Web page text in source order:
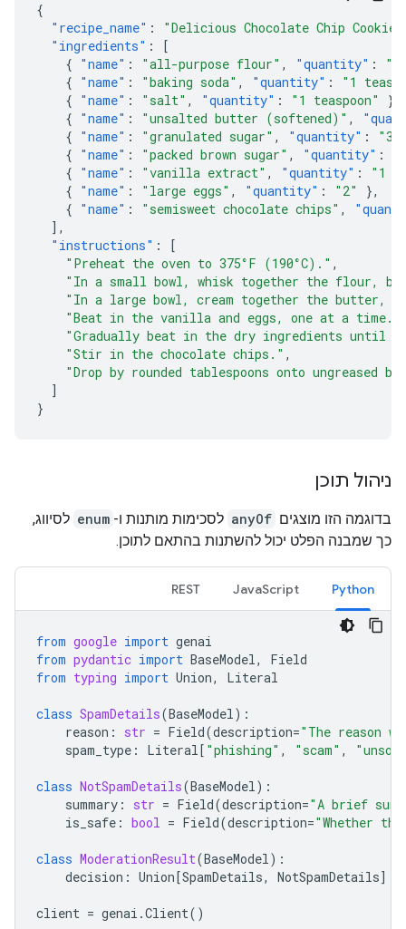
{
"recipe_name" :
"Delicious Chocolate Chip
"ingredients" :
[
{ "name" : "all-purpose flour" , "quantity" :
"2
{ "name" : "baking soda" , "quantity" :
"1
{ "name" : "salt" , "quantity" : "1 teaspoon"
},
{ "name" : "unsalted butter (softened)" ,
{ "name" : "granulated sugar" , "quantity" :
"3/
{ "name" : "packed brown sugar" , "quantity" :
{ "name" : "vanilla extract" , "quantity" :
"1
{ "name" : "large eggs" , "quantity" : "2"
},
{ "name" : "semisweet chocolate chips" ,
],
"instructions" :
[
"Preheat the oven to 375°F (190°C)." ,
"In a small bowl, whisk together the flour,
"In a large bowl, cream together the butter,
"Beat in the vanilla and eggs, one at a time."
"Gradually beat in the dry ingredients until
"Stir in the chocolate chips." ,
"Drop by rounded tablespoons onto ungreased
]
}
ניהול תוכן
בדוגמה הזו מוצגים anyOf לסכימות מותנות ו- enum לסיווג,
כך שמבנה הפלט יכול להשתנות בהתאם לתוכן.
Python
JavaScript
REST
from google import genai
from pydantic import BaseModel,
Field
from typing import Union, Literal
class SpamDetails(BaseModel):
reason : str = Field(description="The reason
spam_type : Literal[ "phishing" , "scam" ,
class NotSpamDetails(BaseModel):
summary : str = Field(description="A brief
is_safe : bool = Field(description="Whether
class ModerationResult(BaseModel):
decision : Union[SpamDetails, NotSpamDetails]
client = genai .Client()